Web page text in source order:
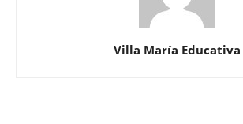
Villa María Educativa